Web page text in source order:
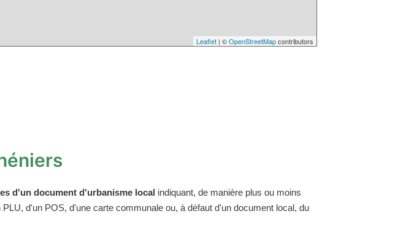
Leaflet | ©OpenStreetMapcontributors
d'un document d'urbanisme local indiquant, de manière plus ou moins
d'un POS, d'une carte communale ou, à défaut d'un document local, du